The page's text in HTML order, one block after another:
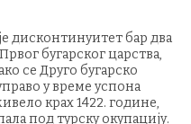
дисконтинуитет бар два
бугарског царства,
се Друго бугарско
у време успона
крах 1422. године,
под турску окупацију.